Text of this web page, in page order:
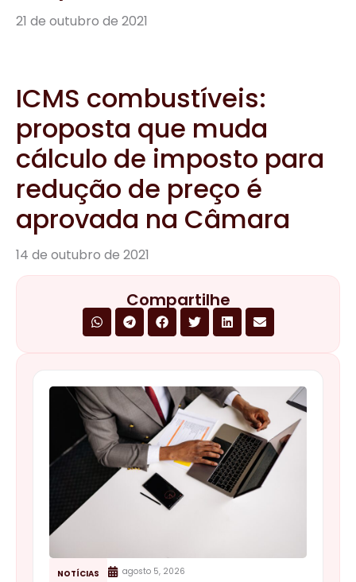
NOTÍCIAS agosto 5, 2026
21 de outubro de 2021
ICMS combustíveis:
proposta que muda
cálculo de imposto para
redução de preço é
aprovada na Câmara
14 de outubro de 2021
Compartilhe